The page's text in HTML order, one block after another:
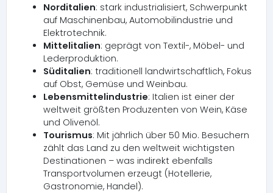
Norditalien: stark industrialisiert, Schwerpunkt
auf Maschinenbau, Automobilindustrie und
Elektrotechnik.
Mittelitalien: geprägt von Textil-, Möbel- und
Lederproduktion.
Süditalien: traditionell landwirtschaftlich, Fokus
auf Obst, Gemüse und Weinbau.
Lebensmittelindustrie: Italien ist einer der
weltweit größten Produzenten von Wein, Käse
und Olivenöl.
Tourismus: Mit jährlich über 50 Mio. Besuchern
zählt das Land zu den weltweit wichtigsten
Destinationen – was indirekt ebenfalls
Transportvolumen erzeugt (Hotellerie,
Gastronomie, Handel).